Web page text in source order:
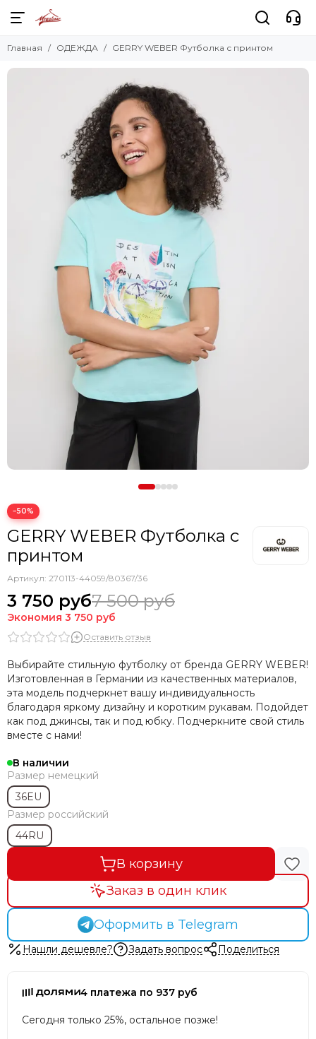
Главная ОДЕЖДА GERRY WEBER Футболка с принтом
−50%
GERRY WEBER Футболка с
принтом
Артикул: 270113-44059/80367/36
3 750 руб7 500 руб
Экономия 3 750 руб
Оставить отзыв
Выбирайте стильную футболку от бренда GERRY WEBER!
Изготовленная в Германии из качественных материалов,
эта модель подчеркнет вашу индивидуальность
благодаря яркому дизайну и коротким рукавам. Подойдет
как под джинсы, так и под юбку. Подчеркните свой стиль
вместе с нами!
В наличии
Размер немецкий
36EU
Размер российский
44RU
В корзину
Заказ в один клик
Оформить в Telegram
Нашли дешевле? Задать вопрос Поделиться
4 платежа по 937 руб
Сегодня только 25%, остальное позже!